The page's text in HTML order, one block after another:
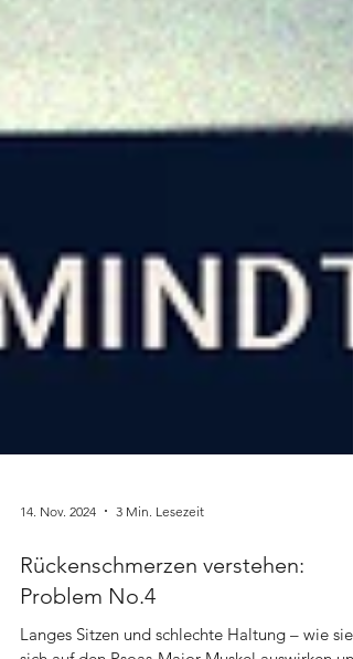
14. Nov. 2024 3 Min. Lesezeit
Problem No.4